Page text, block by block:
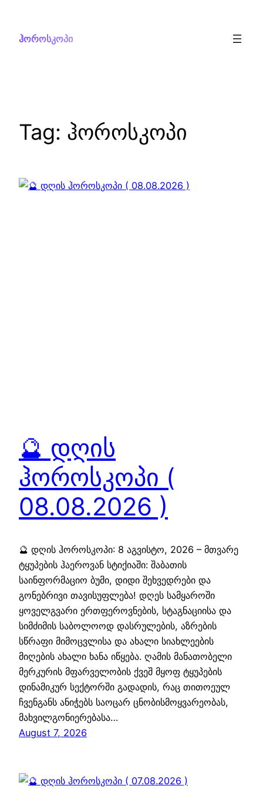
content
ჰოროსკოპი
Tag: ჰოროსკოპი
🔮 დღის
ჰოროსკოპი (
08.08.2026 )
🔮 დღის ჰოროსკოპი: 8 აგვისტო, 2026 – მთვარე
ტყუპების ჰაეროვან სტიქიაში: შაბათის
საინფორმაციო ბუმი, დიდი შეხვედრები და
გონებრივი თავისუფლება! დღეს სამყაროში
ყოველგვარი ერთფეროვნების, სტაგნაციისა და
სიმძიმის საბოლოოდ დასრულების, აზრების
სწრაფი მიმოცვლისა და ახალი სიახლეების
მიღების ახალი ხანა იწყება. ღამის მანათობელი
მერკურის მფარველობის ქვეშ მყოფ ტყუპების
დინამიკურ სექტორში გადადის, რაც თითოეულ
ჩვენგანს ანიჭებს საოცარ ცნობისმოყვარეობას,
მახვილგონიერებასა…
August 7, 2026